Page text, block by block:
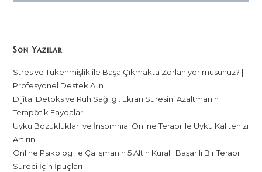
Son Yazılar
Stres ve Tükenmişlik ile Başa Çıkmakta Zorlanıyor musunuz? |
Profesyonel Destek Alın
Dijital Detoks ve Ruh Sağlığı: Ekran Süresini Azaltmanın
Terapötik Faydaları
Uyku Bozuklukları ve İnsomnia: Online Terapi ile Uyku Kalitenizi
Artırın
Online Psikolog ile Çalışmanın 5 Altın Kuralı: Başarılı Bir Terapi
Süreci İçin İpuçları